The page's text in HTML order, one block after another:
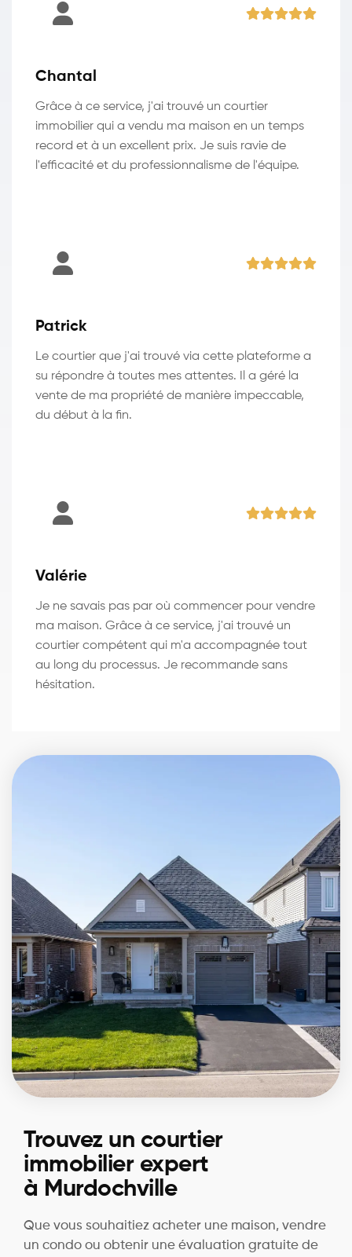
Chantal
Grâce à ce service, j'ai trouvé un courtier
immobilier qui a vendu ma maison en un temps
record et à un excellent prix. Je suis ravie de
l'efficacité et du professionnalisme de l'équipe.
Patrick
Le courtier que j'ai trouvé via cette plateforme a
su répondre à toutes mes attentes. Il a géré la
vente de ma propriété de manière impeccable,
du début à la fin.
Valérie
Je ne savais pas par où commencer pour vendre
ma maison. Grâce à ce service, j'ai trouvé un
courtier compétent qui m'a accompagnée tout
au long du processus. Je recommande sans
hésitation.
Trouvez un courtier
immobilier expert
à Murdochville
Que vous souhaitiez acheter une maison, vendre
un condo ou obtenir une évaluation gratuite de